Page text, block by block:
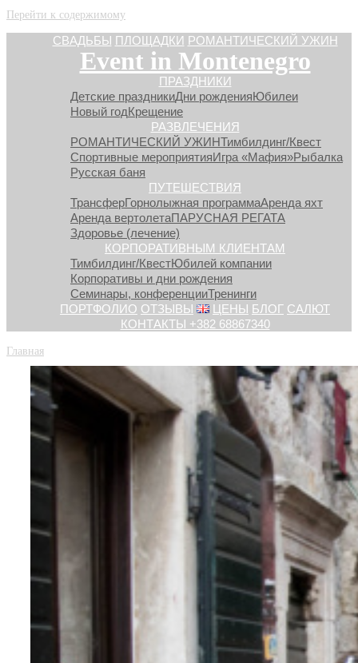
Перейти к содержимому
СВАДЬБЫ ПЛОЩАДКИ РОМАНТИЧЕСКИЙ УЖИН
Event in Montenegro
ПРАЗДНИКИ
Детские праздникиДни рожденияЮбилеи
Новый годКрещение
РАЗВЛЕЧЕНИЯ
РОМАНТИЧЕСКИЙ УЖИНТимбилдинг/Квест
Спортивные мероприятияИгра «Мафия»Рыбалка
Русская баня
ПУТЕШЕСТВИЯ
ТрансферГорнолыжная программаАренда яхт
Аренда вертолетаПАРУСНАЯ РЕГАТА
Здоровье (лечение)
КОРПОРАТИВНЫМ КЛИЕНТАМ
Тимбилдинг/КвестЮбилей компании
Корпоративы и дни рождения
Семинары, конференцииТренинги
ПОРТФОЛИО ОТЗЫВЫ ЦЕНЫ БЛОГ САЛЮТ
КОНТАКТЫ +382 68867340
Главная